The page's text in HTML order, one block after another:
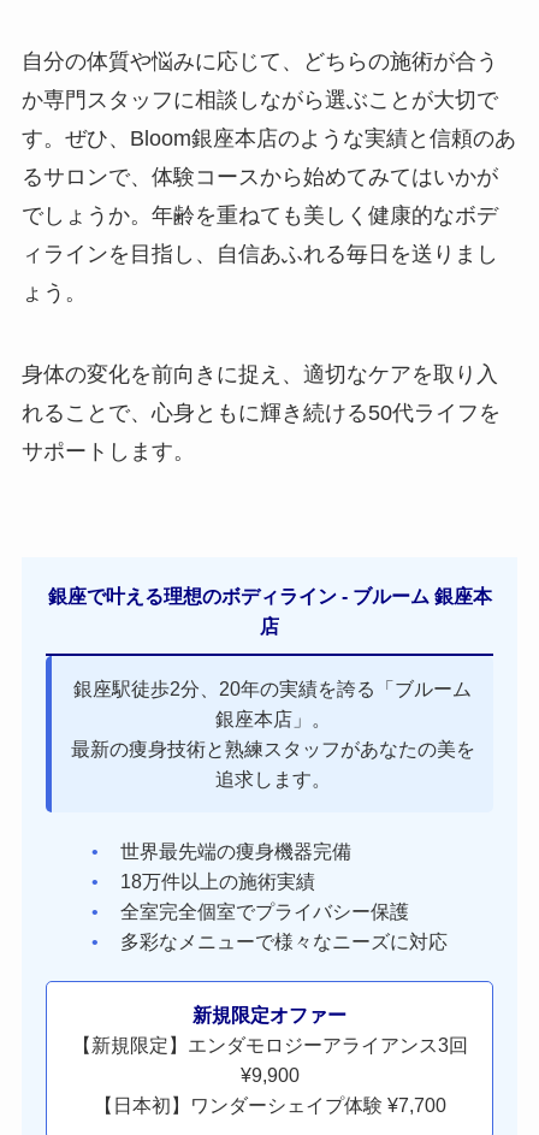
自分の体質や悩みに応じて、どちらの施術が合う
か専門スタッフに相談しながら選ぶことが大切で
す。ぜひ、Bloom銀座本店のような実績と信頼のあ
るサロンで、体験コースから始めてみてはいかが
でしょうか。年齢を重ねても美しく健康的なボデ
ィラインを目指し、自信あふれる毎日を送りまし
ょう。
身体の変化を前向きに捉え、適切なケアを取り入
れることで、心身ともに輝き続ける50代ライフを
サポートします。
銀座で叶える理想のボディライン - ブルーム 銀座本
店
銀座駅徒歩2分、20年の実績を誇る「ブルーム
銀座本店」。
最新の痩身技術と熟練スタッフがあなたの美を
追求します。
世界最先端の痩身機器完備
18万件以上の施術実績
全室完全個室でプライバシー保護
多彩なメニューで様々なニーズに対応
新規限定オファー
【新規限定】エンダモロジーアライアンス3回
¥9,900
【日本初】ワンダーシェイプ体験 ¥7,700